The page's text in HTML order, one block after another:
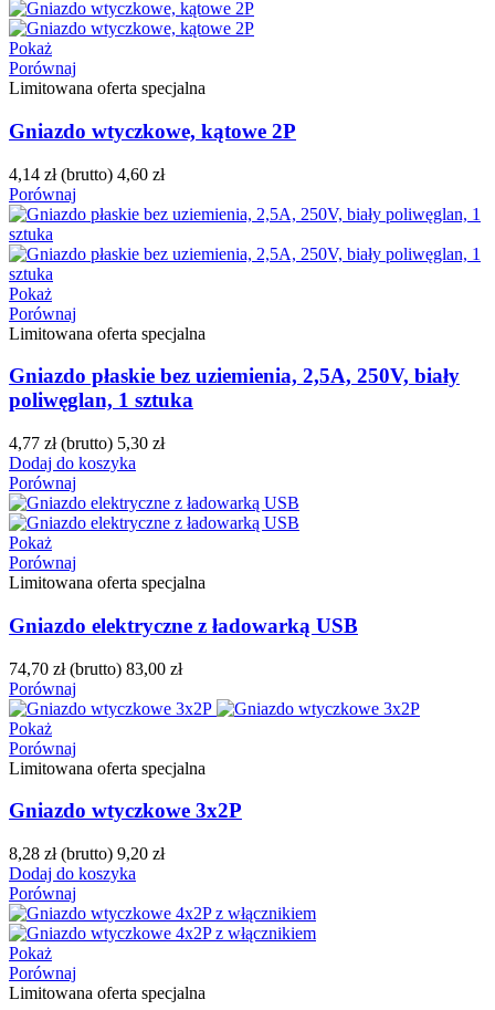
Pokaż
Porównaj
Limitowana oferta specjalna
Gniazdo wtyczkowe, kątowe 2P
4,14 zł (brutto) 4,60 zł
Porównaj
Pokaż
Porównaj
Limitowana oferta specjalna
Gniazdo płaskie bez uziemienia, 2,5A, 250V, biały
poliwęglan, 1 sztuka
4,77 zł (brutto) 5,30 zł
Dodaj do koszyka
Porównaj
Pokaż
Porównaj
Limitowana oferta specjalna
Gniazdo elektryczne z ładowarką USB
74,70 zł (brutto) 83,00 zł
Porównaj
Pokaż
Porównaj
Limitowana oferta specjalna
Gniazdo wtyczkowe 3x2P
8,28 zł (brutto) 9,20 zł
Dodaj do koszyka
Porównaj
Pokaż
Porównaj
Limitowana oferta specjalna